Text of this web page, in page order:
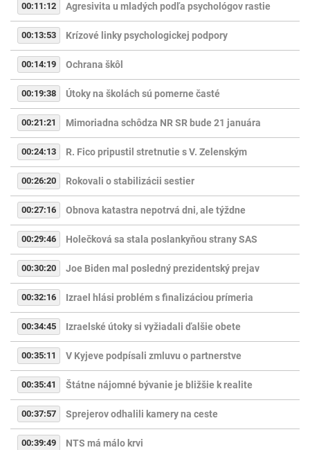
00:11:12 Agresivita u mladých podľa psychológov rastie
00:13:53 Krízové linky psychologickej podpory
00:14:19 Ochrana škôl
00:19:38 Útoky na školách sú pomerne časté
00:21:21 Mimoriadna schôdza NR SR bude 21 januára
00:24:13 R. Fico pripustil stretnutie s V. Zelenským
00:26:20 Rokovali o stabilizácii sestier
00:27:16 Obnova katastra nepotrvá dni, ale týždne
00:29:46 Holečková sa stala poslankyňou strany SAS
00:30:20 Joe Biden mal posledný prezidentský prejav
00:32:16 Izrael hlási problém s finalizáciou prímeria
00:34:45 Izraelské útoky si vyžiadali ďalšie obete
00:35:11 V Kyjeve podpísali zmluvu o partnerstve
00:35:41 Štátne nájomné bývanie je bližšie k realite
00:37:57 Sprejerov odhalili kamery na ceste
00:39:49 NTS má málo krvi